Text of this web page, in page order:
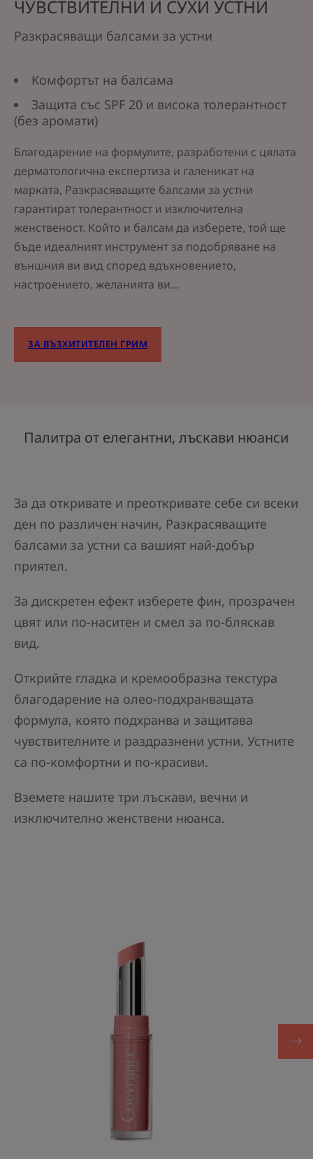
ЧУВСТВИТЕЛНИ И СУХИ УСТНИ
Разкрасяващи балсами за устни
Комфортът на балсама
Защита със SPF 20 и висока толерантност
(без аромати)
Благодарение на формулите, разработени с цялата
дерматологична експертиза и галеникат на
марката, Разкрасяващите балсами за устни
гарантират толерантност и изключителна
женственост. Който и балсам да изберете, той ще
бъде идеалният инструмент за подобряване на
външния ви вид според вдъхновението,
настроението, желанията ви...
ЗА ВЪЗХИТИТЕЛЕН ГРИМ
Палитра от елегантни, лъскави нюанси
За да откривате и преоткривате себе си всеки
ден по различен начин, Разкрасяващите
балсами за устни са вашият най-добър
приятел.
За дискретен ефект изберете фин, прозрачен
цвят или по-наситен и смел за по-бляскав
вид.
Открийте гладка и кремообразна текстура
благодарение на олео-подхранващата
формула, която подхранва и защитава
чувствителните и раздразнени устни. Устните
са по-комфортни и по-красиви.
Вземете нашите три лъскави, вечни и
изключително женствени нюанса.